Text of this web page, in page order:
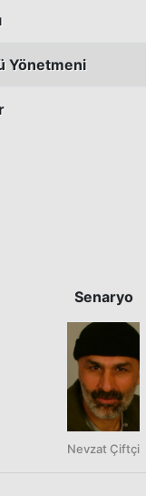
Yönetmeni
Senaryo
Nevzat Çiftçi